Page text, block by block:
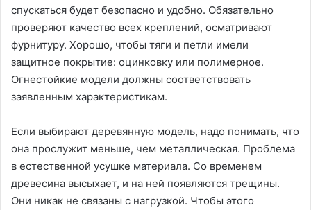
спускаться будет безопасно и удобно. Обязательно
проверяют качество всех креплений, осматривают
фурнитуру. Хорошо, чтобы тяги и петли имели
защитное покрытие: оцинковку или полимерное.
Огнестойкие модели должны соответствовать
заявленным характеристикам.
Если выбирают деревянную модель, надо понимать, что
она прослужит меньше, чем металлическая. Проблема
в естественной усушке материала. Со временем
древесина высыхает, и на ней появляются трещины.
Они никак не связаны с нагрузкой. Чтобы этого